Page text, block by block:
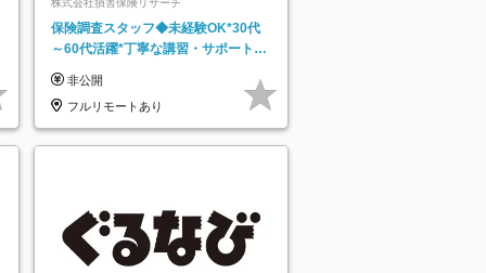
保険調査スタッフ◆未経験OK*30代
～60代活躍*丁寧な講習・サポートあ
託
非公開
フルリモートあり